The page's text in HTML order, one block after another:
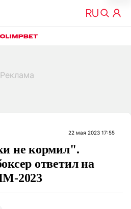
22 мая 2023 17:55
не кормил".
ответил на
2023